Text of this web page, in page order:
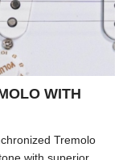
WITH
Tremolo
with superior